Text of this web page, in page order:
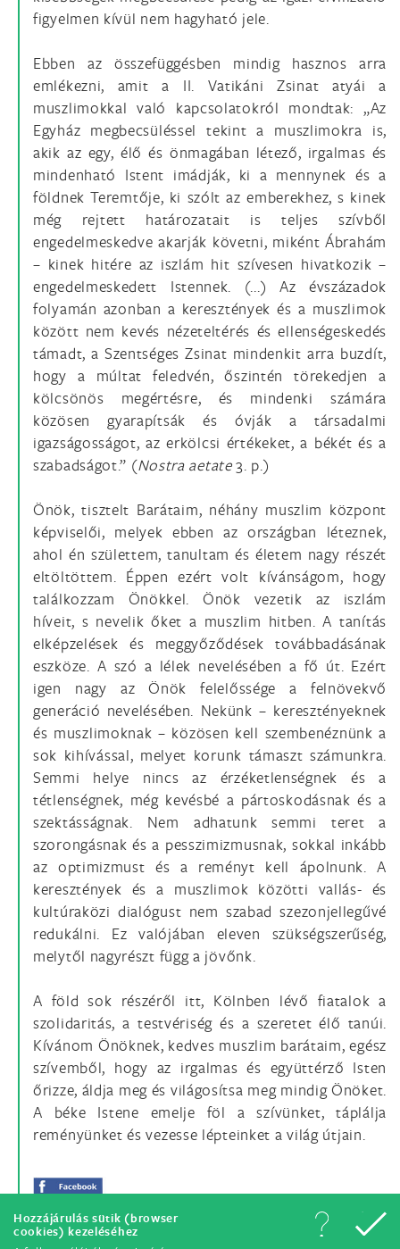
Hozzájárulás sütik (browser
cookies) kezeléséhez
figyelmen kívül nem hagyható jele.
Ebben az összefüggésben mindig hasznos arra
emlékezni, amit a II. Vatikáni Zsinat atyái a
muszlimokkal való kapcsolatokról mondtak: „Az
Egyház megbecsüléssel tekint a muszlimokra is,
akik az egy, élő és önmagában létező, irgalmas és
mindenható Istent imádják, ki a mennynek és a
földnek Teremtője, ki szólt az emberekhez, s kinek
még rejtett határozatait is teljes szívből
engedelmeskedve akarják követni, miként Ábrahám
– kinek hitére az iszlám hit szívesen hivatkozik –
engedelmeskedett Istennek. (...) Az évszázadok
folyamán azonban a keresztények és a muszlimok
között nem kevés nézeteltérés és ellenségeskedés
támadt, a Szentséges Zsinat mindenkit arra buzdít,
hogy a múltat feledvén, őszintén törekedjen a
kölcsönös megértésre, és mindenki számára
közösen gyarapítsák és óvják a társadalmi
igazságosságot, az erkölcsi értékeket, a békét és a
szabadságot.” (Nostra aetate3. p.)
Önök, tisztelt Barátaim, néhány muszlim központ
képviselői, melyek ebben az országban léteznek,
ahol én születtem, tanultam és életem nagy részét
eltöltöttem. Éppen ezért volt kívánságom, hogy
találkozzam Önökkel. Önök vezetik az iszlám
híveit, s nevelik őket a muszlim hitben. A tanítás
elképzelések és meggyőződések továbbadásának
eszköze. A szó a lélek nevelésében a fő út. Ezért
igen nagy az Önök felelőssége a felnövekvő
generáció nevelésében. Nekünk – keresztényeknek
és muszlimoknak – közösen kell szembenéznünk a
sok kihívással, melyet korunk támaszt számunkra.
Semmi helye nincs az érzéketlenségnek és a
tétlenségnek, még kevésbé a pártoskodásnak és a
szektásságnak. Nem adhatunk semmi teret a
szorongásnak és a pesszimizmusnak, sokkal inkább
az optimizmust és a reményt kell ápolnunk. A
keresztények és a muszlimok közötti vallás- és
kultúraközi dialógust nem szabad szezonjellegűvé
redukálni. Ez valójában eleven szükségszerűség,
melytől nagyrészt függ a jövőnk.
A föld sok részéről itt, Kölnben lévő fiatalok a
szolidaritás, a testvériség és a szeretet élő tanúi.
Kívánom Önöknek, kedves muszlim barátaim, egész
szívemből, hogy az irgalmas és együttérző Isten
őrizze, áldja meg és világosítsa meg mindig Önöket.
A béke Istene emelje föl a szívünket, táplálja
reményünket és vezesse lépteinket a világ útjain.